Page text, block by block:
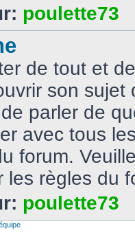
poulette73
de tout et
son sujet
parler de
avec tous
forum.
les règles du
poulette73